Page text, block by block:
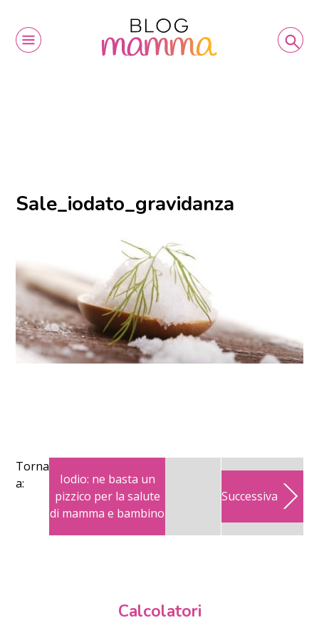
Sale_iodato_gravidanza
Torna
a:
Iodio: ne basta un
pizzico per la salute
di mamma e bambino
Successiva
Calcolatori